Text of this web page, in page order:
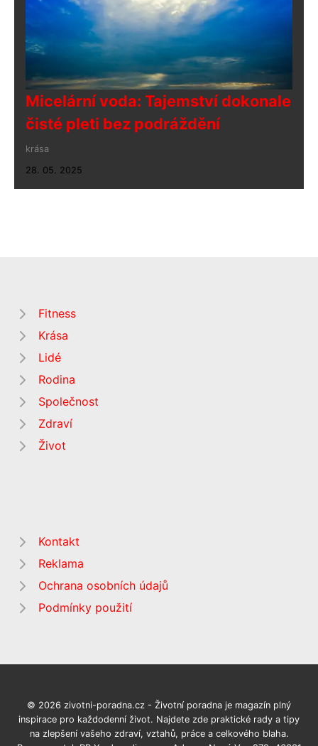
Micelární voda: Tajemství dokonale
čisté pleti bez podráždění
krása
28. 05. 2025
Fitness
Krása
Lidé
Rodina
Společnost
Zdraví
Život
Kontakt
Reklama
Ochrana osobních údajů
Podmínky použití
© 2026 zivotni-poradna.cz - Životní poradna je magazín plný
inspirace pro každodenní život. Najdete zde praktické rady a tipy
na zlepšení vašeho zdraví, vztahů, práce a celkového blaha.